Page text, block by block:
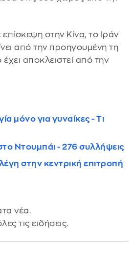
στην Κίνα, το Ιράν
από την προηγουμένη τη
αποκλειστεί από την
μόνο για γυναίκες - Τι
Ντουμπάι - 276 συλλήψεις
στην κεντρική επιτροπή
νέα.
τις ειδήσεις.